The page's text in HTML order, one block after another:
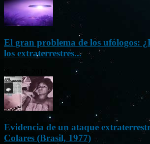
El gran problema de los ufólogos:
los extraterrestres...
Nov 26, 2012
Evidencia de un ataque
Colares (Brasil, 1977)